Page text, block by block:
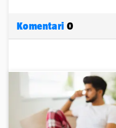
Komentari 0